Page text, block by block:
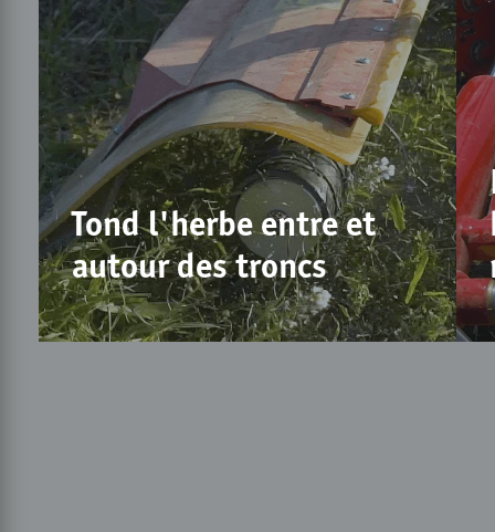
Tond l'herbe entre et
autour des troncs